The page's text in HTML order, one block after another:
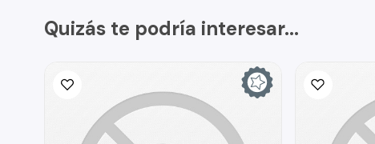
Quizás te podría interesar...